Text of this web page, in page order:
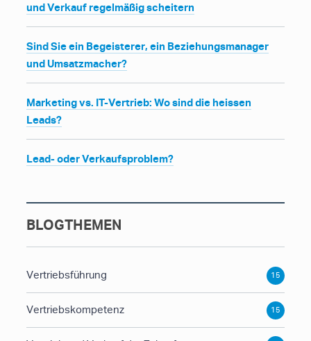
und Verkauf regelmäßig scheitern
Sind Sie ein Begeisterer, ein Beziehungsmanager
und Umsatzmacher?
Marketing vs. IT-Vertrieb: Wo sind die heissen
Leads?
Lead- oder Verkaufsproblem?
BLOGTHEMEN
Vertriebsführung 15
Vertriebskompetenz 15